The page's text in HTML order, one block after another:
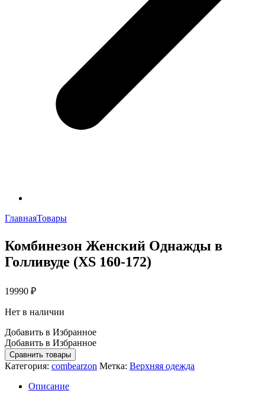
Lost Password?
Нет учетной записи?
Регистрация
ГлавнаяТовары
Комбинезон Женский Однажды в
Голливуде (XS 160-172)
19990 ₽
Нет в наличии
Добавить в Избранное
Добавить в Избранное
Сравнить товары
Категория: combearzon Метка: Верхняя одежда
Описание